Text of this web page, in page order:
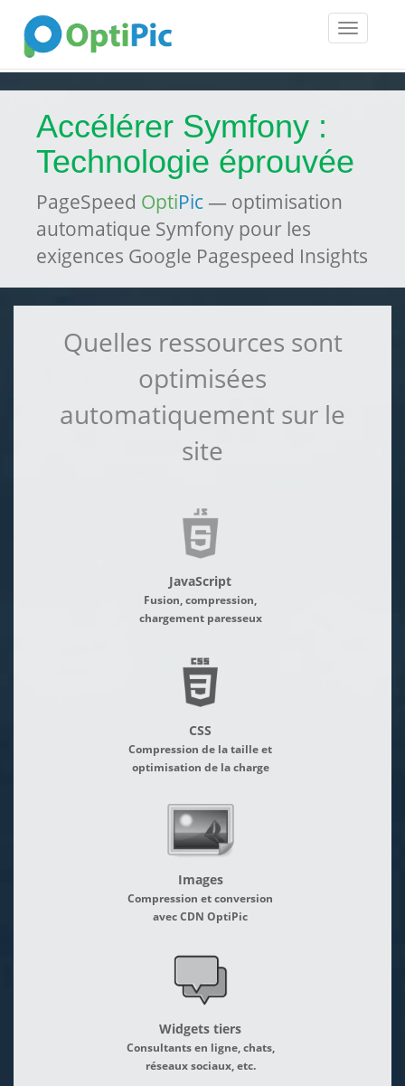
Toggle
Accélérer Symfony :
Technologie éprouvée
PageSpeed OptiPic — optimisation
automatique Symfony pour les
exigences Google Pagespeed Insights
Quelles ressources sont
optimisées
automatiquement sur le
site
JavaScript
Fusion, compression,
chargement paresseux
CSS
Compression de la taille et
optimisation de la charge
Images
Compression et conversion
avec CDN OptiPic
Widgets tiers
Consultants en ligne, chats,
réseaux sociaux, etc.